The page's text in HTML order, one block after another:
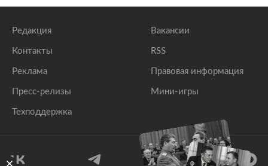
Редакция
Контакты
Реклама
Пресс-релизы
Техподдержка
Вакансии
RSS
Правовая информация
Мини-игры